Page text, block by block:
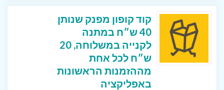
קוד קופון מפנק שנותן
40 ש״ח במתנה
לקנייה במשלוחה, 20
ש״ח לכל אחת
מההזמנות הראשונות
באפליקציה